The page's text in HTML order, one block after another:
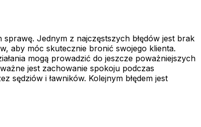
Jednym z najczęstszych błędów jest brak
aby móc skutecznie bronić swojego klienta.
mogą prowadzić do jeszcze poważniejszych
jest zachowanie spokoju podczas
sędziów i ławników. Kolejnym błędem jest